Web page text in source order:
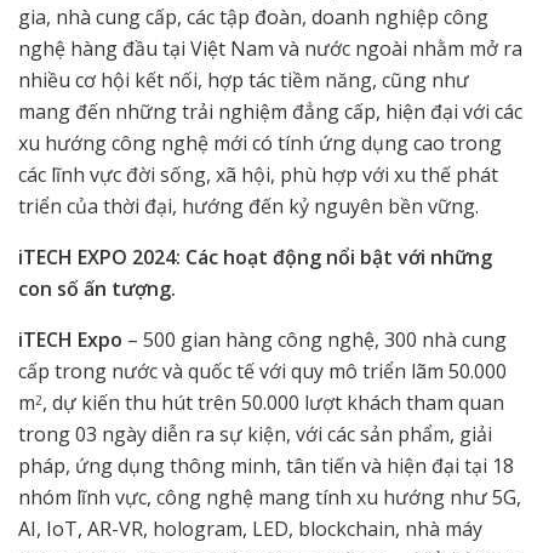
gia, nhà cung cấp, các tập đoàn, doanh nghiệp công
nghệ hàng đầu tại Việt Nam và nước ngoài nhằm mở ra
nhiều cơ hội kết nối, hợp tác tiềm năng, cũng như
mang đến những trải nghiệm đẳng cấp, hiện đại với các
xu hướng công nghệ mới có tính ứng dụng cao trong
các lĩnh vực đời sống, xã hội, phù hợp với xu thế phát
triển của thời đại, hướng đến kỷ nguyên bền vững.
iTECH EXPO 2024: Các hoạt động nổi bật với những
con số ấn tượng.
iTECH Expo – 500 gian hàng công nghệ, 300 nhà cung
cấp trong nước và quốc tế với quy mô triển lãm 50.000
m2, dự kiến thu hút trên 50.000 lượt khách tham quan
trong 03 ngày diễn ra sự kiện, với các sản phẩm, giải
pháp, ứng dụng thông minh, tân tiến và hiện đại tại 18
nhóm lĩnh vực, công nghệ mang tính xu hướng như 5G,
AI, IoT, AR-VR, hologram, LED, blockchain, nhà máy